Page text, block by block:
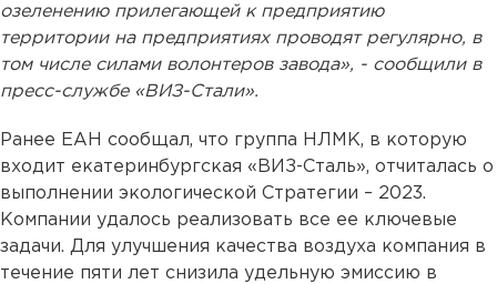
озеленению прилегающей к предприятию
территории на предприятиях проводят регулярно, в
том числе силами волонтеров завода», - сообщили в
пресс-службе «ВИЗ-Стали».
Ранее ЕАН сообщал, что группа НЛМК, в которую
входит екатеринбургская «ВИЗ-Сталь», отчиталась о
выполнении экологической Стратегии – 2023.
Компании удалось реализовать все ее ключевые
задачи. Для улучшения качества воздуха компания в
течение пяти лет снизила удельную эмиссию в